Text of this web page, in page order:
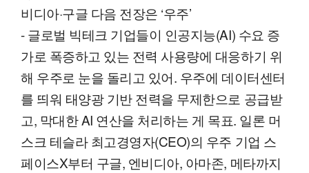
비디아·구글 다음 전장은 ‘우주’
- 글로벌 빅테크 기업들이 인공지능(AI) 수요 증
가로 폭증하고 있는 전력 사용량에 대응하기 위
해 우주로 눈을 돌리고 있어. 우주에 데이터센터
를 띄워 태양광 기반 전력을 무제한으로 공급받
고, 막대한 AI 연산을 처리하는 게 목표. 일론 머
스크 테슬라 최고경영자(CEO)의 우주 기업 스
페이스X부터 구글, 엔비디아, 아마존, 메타까지